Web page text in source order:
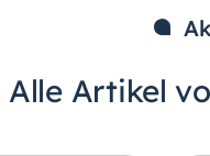
Alle Artikel